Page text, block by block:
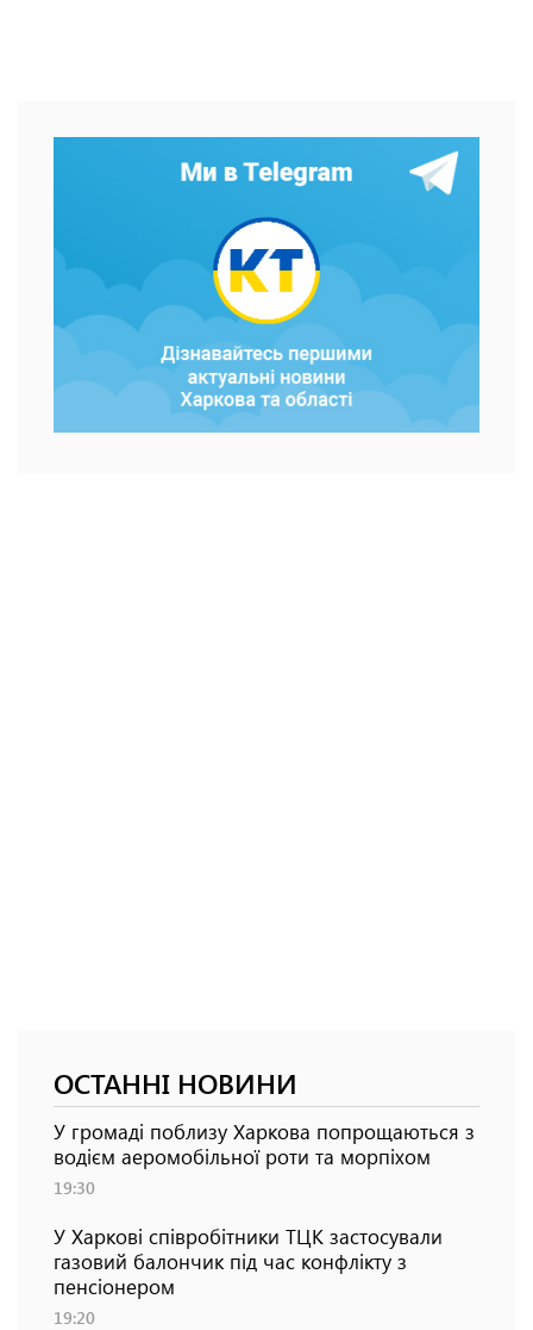
ОСТАННІ НОВИНИ
У громаді поблизу Харкова попрощаються з
водієм аеромобільної роти та морпіхом
19:30
У Харкові співробітники ТЦК застосували
газовий балончик під час конфлікту з
пенсіонером
19:20